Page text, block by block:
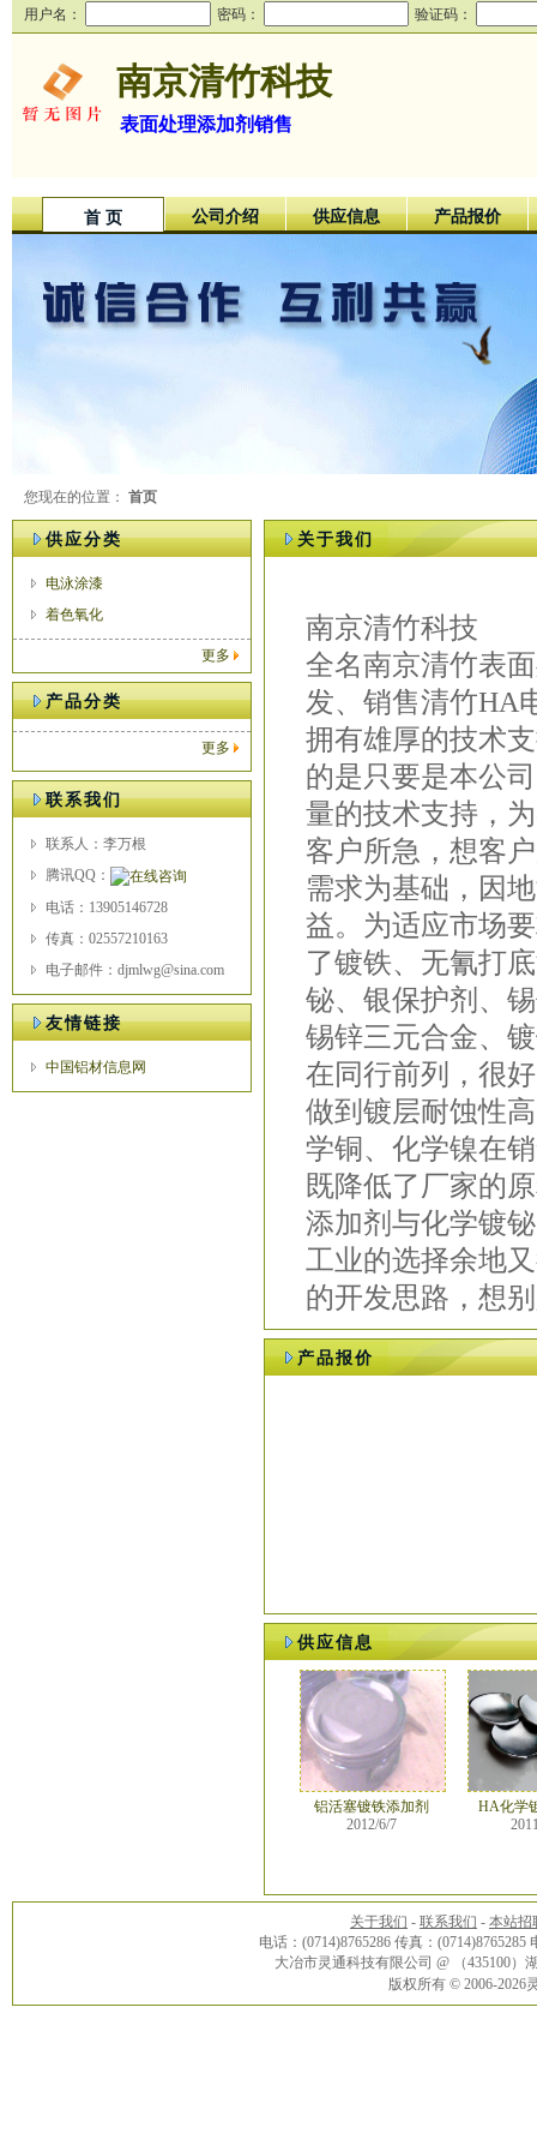
用户名： 密码： 验证码：
南京清竹科技
表面处理添加剂销售
首 页 公司介绍 供应信息 产品报价
您现在的位置： 首页
供应分类
电泳涂漆
着色氧化
更多
产品分类
更多
联系我们
联系人：李万根
腾讯QQ：
电话：13905146728
传真：02557210163
电子邮件：djmlwg@sina.com
友情链接
中国铝材信息网
关于我们
南京清竹科技
全名南京清竹表
发、销售清竹HA
拥有雄厚的技术
的是只要是本公
量的技术支持，
客户所急，想客
需求为基础，因
益。为适应市场
了镀铁、无氰打
铋、银保护剂、
锡锌三元合金、
在同行前列，很
做到镀层耐蚀性
学铜、化学镍在
既降低了厂家的
添加剂与化学镀
工业的选择余地
的开发思路，想
产品报价
供应信息
铝活塞镀铁添加剂
2012/6/7
HA化学
关于我们 - 联系我们 - 本站招
电话：(0714)8765286 传真：(0714)8765285
大冶市灵通科技有限公司 @ （435100
版权所有 © 2006-2026